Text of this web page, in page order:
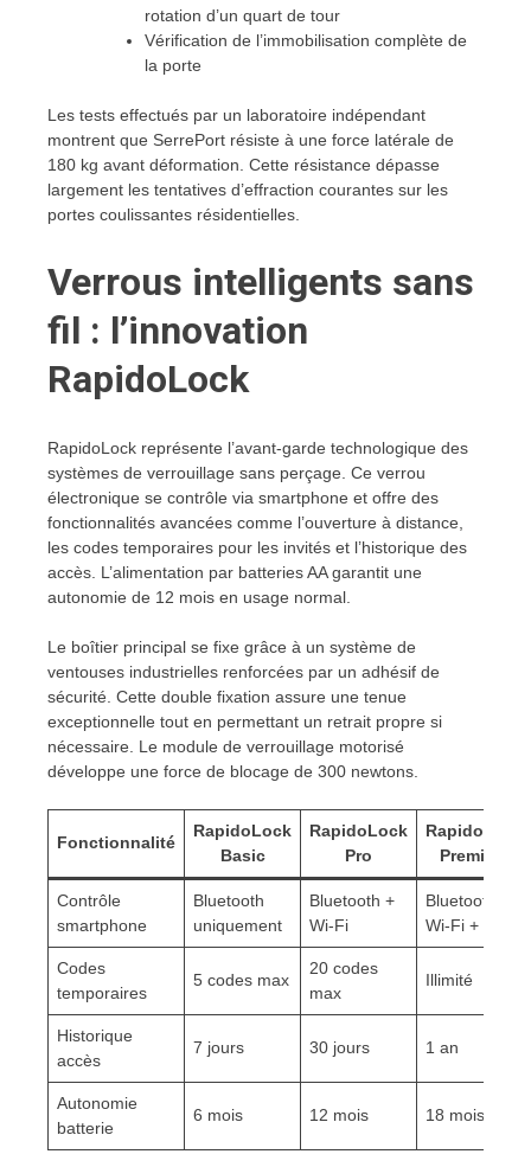
rotation d’un quart de tour
Vérification de l’immobilisation complète de
la porte
Les tests effectués par un laboratoire indépendant
montrent que SerrePort résiste à une force latérale de
180 kg avant déformation. Cette résistance dépasse
largement les tentatives d’effraction courantes sur les
portes coulissantes résidentielles.
Verrous intelligents sans
fil : l’innovation
RapidoLock
RapidoLock représente l’avant-garde technologique des
systèmes de verrouillage sans perçage. Ce verrou
électronique se contrôle via smartphone et offre des
fonctionnalités avancées comme l’ouverture à distance,
les codes temporaires pour les invités et l’historique des
accès. L’alimentation par batteries AA garantit une
autonomie de 12 mois en usage normal.
Le boîtier principal se fixe grâce à un système de
ventouses industrielles renforcées par un adhésif de
sécurité. Cette double fixation assure une tenue
exceptionnelle tout en permettant un retrait propre si
nécessaire. Le module de verrouillage motorisé
développe une force de blocage de 300 newtons.
Fonctionnalité
RapidoLock
Basic
RapidoLock
Pro
RapidoLock
Premium
Contrôle
smartphone
Bluetooth
uniquement
Bluetooth +
Wi-Fi
Bluetooth +
Wi-Fi + 4G
Codes
temporaires
5 codes max
20 codes
max
Illimité
Historique
accès
7 jours 30 jours 1 an
Autonomie
batterie
6 mois 12 mois 18 mois